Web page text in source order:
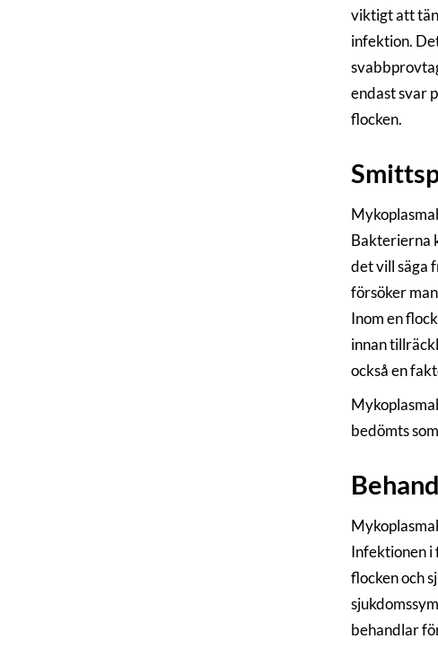
viktigt att
infektion.
endast svar
flocken.
Bakterierna
det vill säga
försöker
Inom en
innan
också en
bedömts
Infektionen i
flocken och
behandlar